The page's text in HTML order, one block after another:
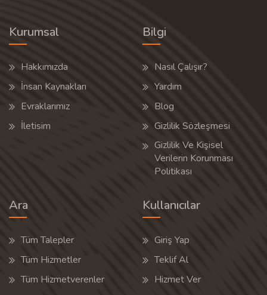
Kurumsal
Hakkımızda
İnsan Kaynakları
Evraklarımız
İletisim
Bilgi
Nasıl Çalışır?
Yardım
Blog
Gizlilik Sözleşmesi
Gizlilik Ve Kişisel
Verilerin Korunması
Politikası
Ara
Tüm Talepler
Tüm Hizmetler
Tüm Hizmetverenler
Kullanıcılar
Giriş Yap
Teklif Al
Hizmet Ver